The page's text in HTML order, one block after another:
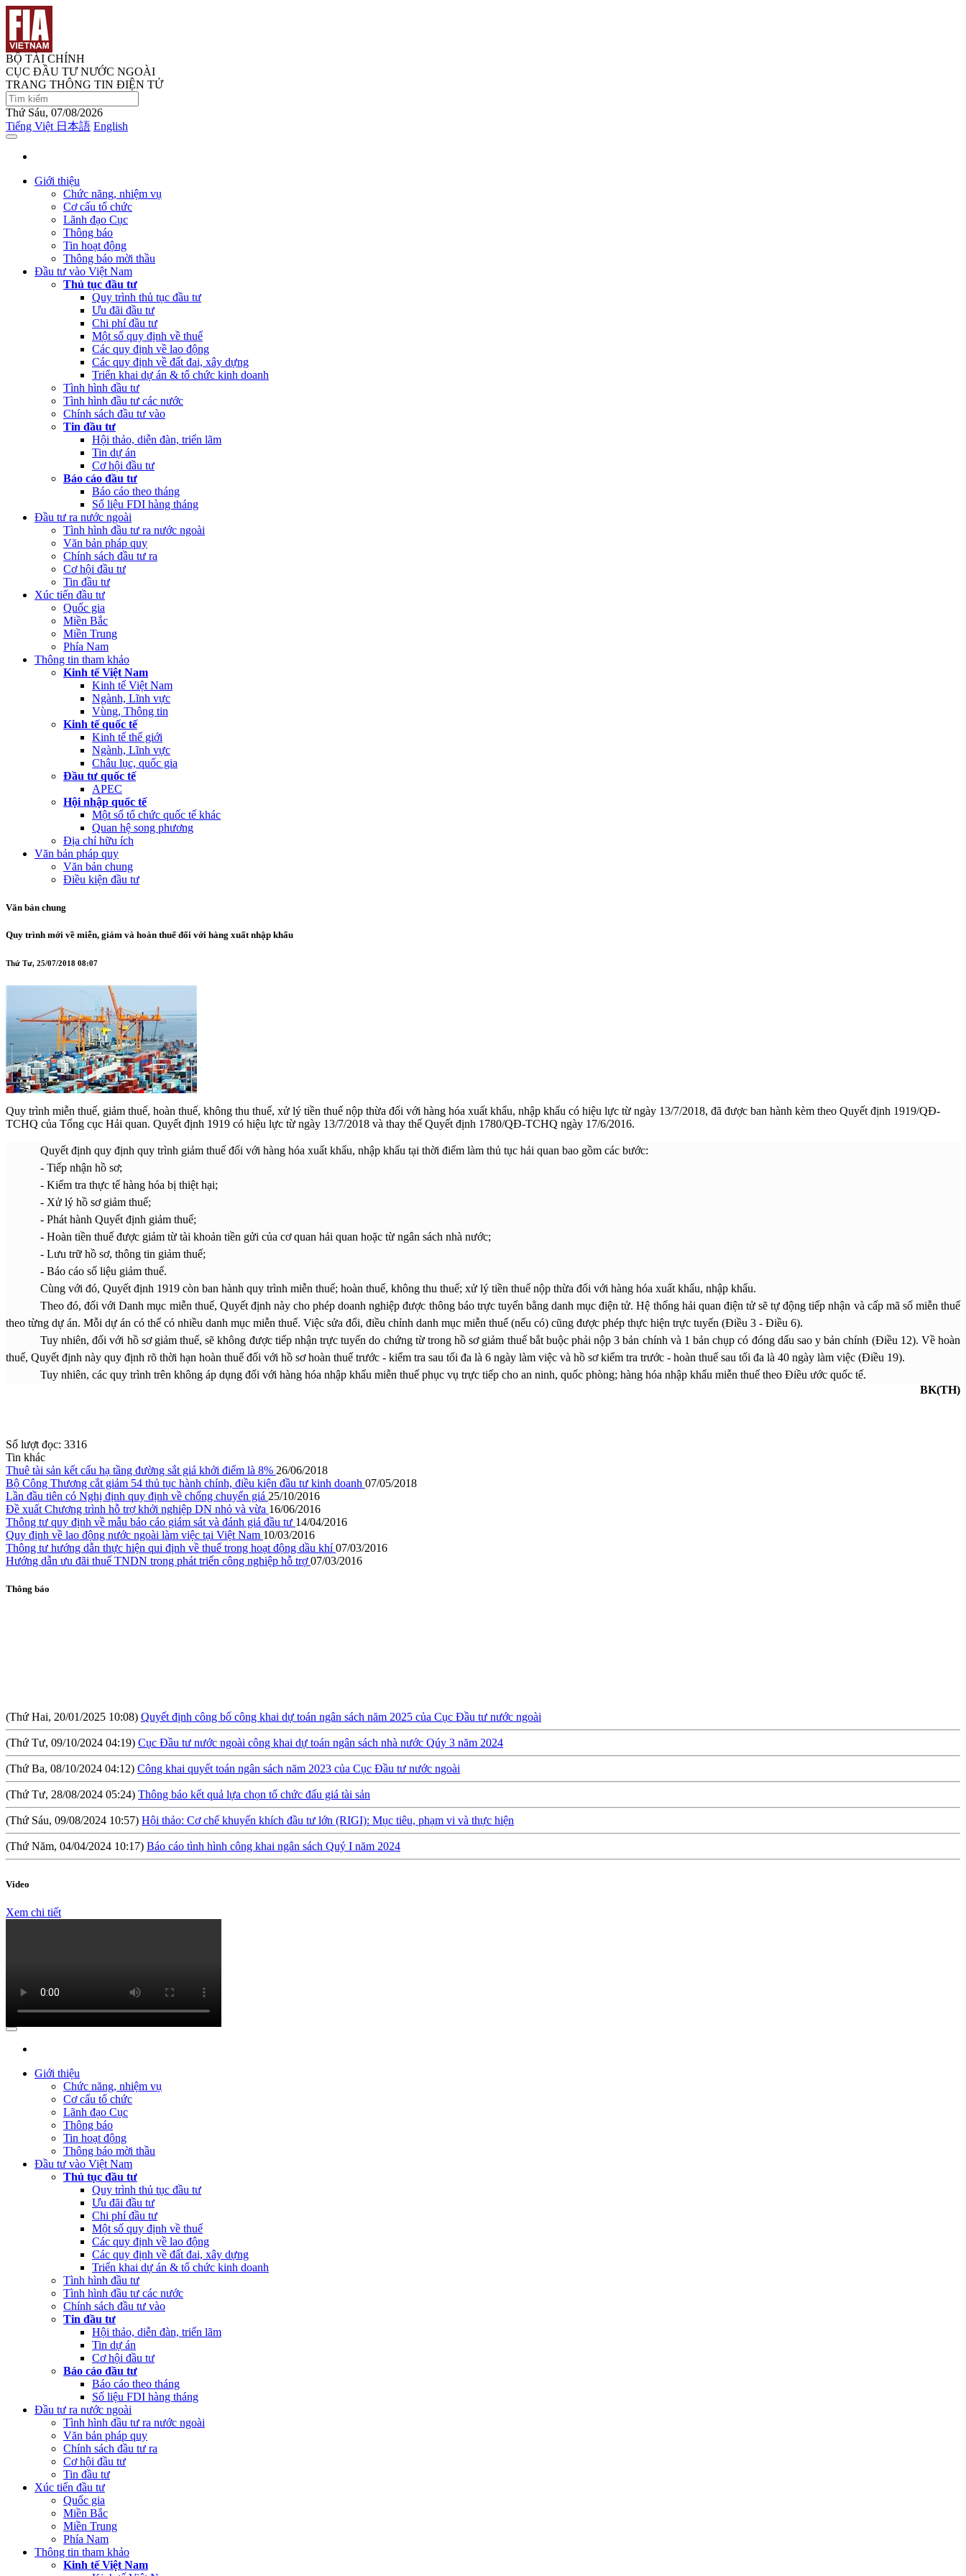
BỘ TÀI CHÍNH
CỤC ĐẦU TƯ NƯỚC NGOÀI
TRANG THÔNG TIN ĐIỆN TỬ
Thứ Sáu, 07/08/2026
Tiếng Việt 日本語 English
Giới thiệu
Chức năng, nhiệm vụ
Cơ cấu tổ chức
Lãnh đạo Cục
Thông báo
Tin hoạt động
Thông báo mời thầu
Đầu tư vào Việt Nam
Thủ tục đầu tư
Quy trình thủ tục đầu tư
Ưu đãi đầu tư
Chi phí đầu tư
Một số quy định về thuế
Các quy định về lao động
Các quy định về đất đai, xây dựng
Triển khai dự án & tổ chức kinh doanh
Tình hình đầu tư
Tình hình đầu tư các nước
Chính sách đầu tư vào
Tin đầu tư
Hội thảo, diễn đàn, triển lãm
Tin dự án
Cơ hội đầu tư
Báo cáo đầu tư
Báo cáo theo tháng
Số liệu FDI hàng tháng
Đầu tư ra nước ngoài
Tình hình đầu tư ra nước ngoài
Văn bản pháp quy
Chính sách đầu tư ra
Cơ hội đầu tư
Tin đầu tư
Xúc tiến đầu tư
Quốc gia
Miền Bắc
Miền Trung
Phía Nam
Thông tin tham khảo
Kinh tế Việt Nam
Kinh tế Việt Nam
Ngành, Lĩnh vực
Vùng, Thông tin
Kinh tế quốc tế
Kinh tế thế giới
Ngành, Lĩnh vực
Châu lục, quốc gia
Đầu tư quốc tế
APEC
Hội nhập quốc tế
Một số tổ chức quốc tế khác
Quan hệ song phương
Địa chỉ hữu ích
Văn bản pháp quy
Văn bản chung
Điều kiện đầu tư
Văn bản chung
Quy trình mới về miễn, giảm và hoàn thuế đối với hàng xuất nhập khẩu
Thứ Tư, 25/07/2018 08:07
Quy trình miễn thuế, giảm thuế, hoàn thuế, không thu thuế, xử lý tiền thuế nộp thừa đối với hàng hóa xuất khẩu, nhập khẩu có hiệu lực từ ngày 13/7/2018, đã được ban hành kèm theo Quyết định 1919/QĐ-
TCHQ của Tổng cục Hải quan. Quyết định 1919 có hiệu lực từ ngày 13/7/2018 và thay thế Quyết định 1780/QĐ-TCHQ ngày 17/6/2016.
Quyết định quy định quy trình giảm thuế đối với hàng hóa xuất khẩu, nhập khẩu tại thời điểm làm thủ tục hải quan bao gồm các bước:
- Tiếp nhận hồ sơ;
- Kiểm tra thực tế hàng hóa bị thiệt hại;
- Xử lý hồ sơ giảm thuế;
- Phát hành Quyết định giảm thuế;
- Hoàn tiền thuế được giảm từ tài khoản tiền gửi của cơ quan hải quan hoặc từ ngân sách nhà nước;
- Lưu trữ hồ sơ, thông tin giảm thuế;
- Báo cáo số liệu giảm thuế.
Cùng với đó, Quyết định 1919 còn ban hành quy trình miễn thuế; hoàn thuế, không thu thuế; xử lý tiền thuế nộp thừa đối với hàng hóa xuất khẩu, nhập khẩu.
Theo đó, đối với Danh mục miễn thuế, Quyết định này cho phép doanh nghiệp được thông báo trực tuyến bằng danh mục điện tử. Hệ thống hải quan điện tử sẽ tự động tiếp nhận và cấp mã số miễn thuế
theo từng dự án. Mỗi dự án có thể có nhiều danh mục miễn thuế. Việc sửa đổi, điều chỉnh danh mục miễn thuế (nếu có) cũng được phép thực hiện trực tuyến (Điều 3 - Điều 6).
Tuy nhiên, đối với hồ sơ giảm thuế, sẽ không được tiếp nhận trực tuyến do chứng từ trong hồ sơ giảm thuế bắt buộc phải nộp 3 bản chính và 1 bản chụp có đóng dấu sao y bản chính (Điều 12). Về hoàn
thuế, Quyết định này quy định rõ thời hạn hoàn thuế đối với hồ sơ hoàn thuế trước - kiểm tra sau tối đa là 6 ngày làm việc và hồ sơ kiểm tra trước - hoàn thuế sau tối đa là 40 ngày làm việc (Điều 19).
Tuy nhiên, các quy trình trên không áp dụng đối với hàng hóa nhập khẩu miễn thuế phục vụ trực tiếp cho an ninh, quốc phòng; hàng hóa nhập khẩu miễn thuế theo Điều ước quốc tế.
BK(TH)
Số lượt đọc: 3316
Tin khác
Thuê tài sản kết cấu hạ tầng đường sắt giá khởi điểm là 8% 26/06/2018
Bộ Công Thương cắt giảm 54 thủ tục hành chính, điều kiện đầu tư kinh doanh 07/05/2018
Lần đầu tiên có Nghị định quy định về chống chuyển giá 25/10/2016
Đề xuất Chương trình hỗ trợ khởi nghiệp DN nhỏ và vừa 16/06/2016
Thông tư quy định về mẫu báo cáo giám sát và đánh giá đầu tư 14/04/2016
Quy định về lao động nước ngoài làm việc tại Việt Nam 10/03/2016
Thông tư hướng dẫn thực hiện qui định về thuế trong hoạt động dầu khí07/03/2016
Hướng dẫn ưu đãi thuế TNDN trong phát triển công nghiệp hỗ trợ07/03/2016
Thông báo
(Thứ Tư, 09/10/2024 04:19) Cục Đầu tư nước ngoài công khai dự toán ngân sách nhà nước Qúy 3 năm 2024
(Thứ Ba, 08/10/2024 04:12) Công khai quyết toán ngân sách năm 2023 của Cục Đầu tư nước ngoài
(Thứ Tư, 28/08/2024 05:24)Thông báo kết quả lựa chọn tổ chức đấu giá tài sản
(Thứ Sáu, 09/08/2024 10:57)Hội thảo: Cơ chế khuyến khích đầu tư lớn (RIGI): Mục tiêu, phạm vi và thực hiện
(Thứ Năm, 04/04/2024 10:17)Báo cáo tình hình công khai ngân sách Quý I năm 2024
(Thứ Tư, 31/01/2024 09:04) Lấy ý kiến đối với Dự thảo Nghị định quy định về việc thành lập, quản lý và sử dụng Quỹ hỗ trợ đầu tư
(Thứ Hai, 09/10/2023 03:45)
(Thứ Hai, 09/10/2023 03:45)
(Thứ Hai, 20/03/2023 05:26)Báo cáo tình hình thực hiện dự toán NSNN Quý 4 và cả năm 2022
Video
Xem chi tiết
Giới thiệu
Chức năng, nhiệm vụ
Cơ cấu tổ chức
Lãnh đạo Cục
Thông báo
Tin hoạt động
Thông báo mời thầu
Đầu tư vào Việt Nam
Thủ tục đầu tư
Quy trình thủ tục đầu tư
Ưu đãi đầu tư
Chi phí đầu tư
Một số quy định về thuế
Các quy định về lao động
Các quy định về đất đai, xây dựng
Triển khai dự án & tổ chức kinh doanh
Tình hình đầu tư
Tình hình đầu tư các nước
Chính sách đầu tư vào
Tin đầu tư
Hội thảo, diễn đàn, triển lãm
Tin dự án
Cơ hội đầu tư
Báo cáo đầu tư
Báo cáo theo tháng
Số liệu FDI hàng tháng
Đầu tư ra nước ngoài
Tình hình đầu tư ra nước ngoài
Văn bản pháp quy
Chính sách đầu tư ra
Cơ hội đầu tư
Tin đầu tư
Xúc tiến đầu tư
Quốc gia
Miền Bắc
Miền Trung
Phía Nam
Thông tin tham khảo
Kinh tế Việt Nam